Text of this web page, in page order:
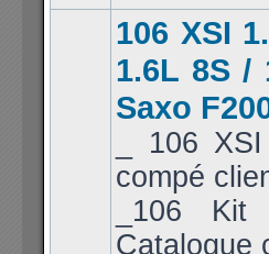
106 XSI
1.6L 8S /
Saxo
_ 106
compé
_106
Catalogue